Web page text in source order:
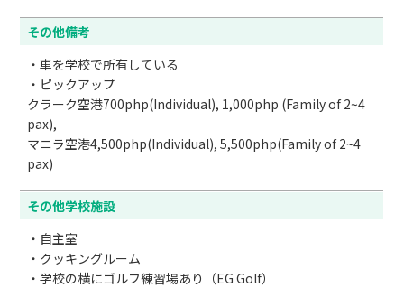
その他備考
・車を学校で所有している
・ピックアップ
クラーク空港700php(Individual), 1,000php (Family of 2~4
pax),
マニラ空港4,500php(Individual), 5,500php(Family of 2~4
pax)
その他学校施設
・自主室
・クッキングルーム
・学校の横にゴルフ練習場あり（EG Golf）